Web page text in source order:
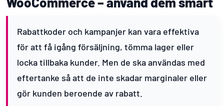
Rabattkoder och kampanjer kan vara effektiva
för att få igång försäljning, tömma lager eller
locka tillbaka kunder. Men de ska användas med
eftertanke så att de inte skadar marginaler eller
gör kunden beroende av rabatt.